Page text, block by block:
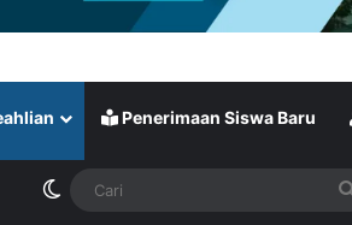
Penerimaan Siswa Baru
Switch skin